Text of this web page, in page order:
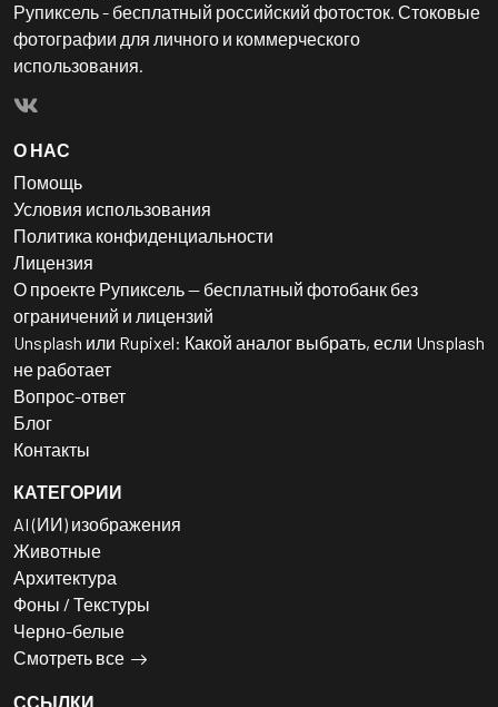
Рупиксель - бесплатный российский фотосток. Стоковые
фотографии для личного и коммерческого
использования.
О НАС
Помощь
Условия использования
Политика конфиденциальности
Лицензия
О проекте Рупиксель — бесплатный фотобанк без
ограничений и лицензий
Unsplash или Rupixel: Какой аналог выбрать, если Unsplash
не работает
Вопрос-ответ
Блог
Контакты
КАТЕГОРИИ
AI (ИИ) изображения
Животные
Архитектура
Фоны / Текстуры
Черно-белые
Смотреть все
ССЫЛКИ